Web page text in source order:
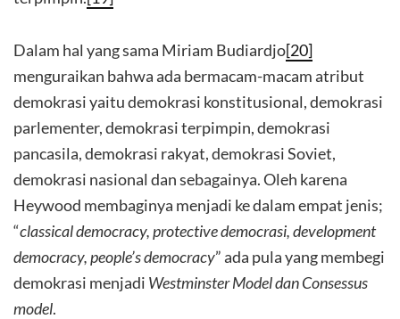
Dalam hal yang sama Miriam Budiardjo[20]
menguraikan bahwa ada bermacam-macam atribut
demokrasi yaitu demokrasi konstitusional, demokrasi
parlementer, demokrasi terpimpin, demokrasi
pancasila, demokrasi rakyat, demokrasi Soviet,
demokrasi nasional dan sebagainya. Oleh karena
Heywood membaginya menjadi ke dalam empat jenis;
“classical democracy, protective democrasi, development
democracy, people’s democracy” ada pula yang membegi
demokrasi menjadi WestminsterModel dan Consessus
model.